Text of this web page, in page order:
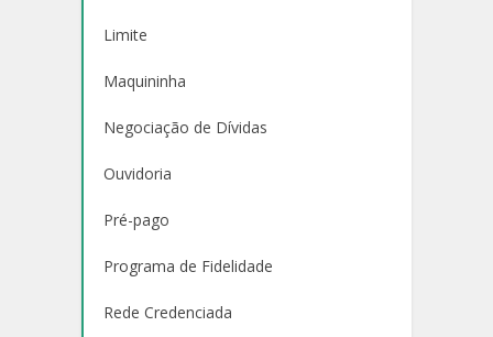
Limite
Maquininha
Negociação de Dívidas
Ouvidoria
Pré-pago
Programa de Fidelidade
Rede Credenciada